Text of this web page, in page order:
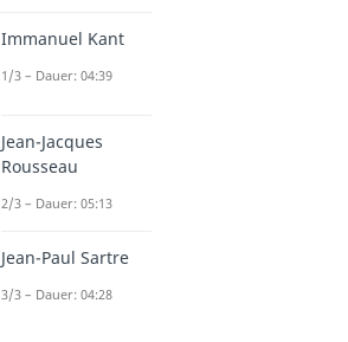
Immanuel Kant
1/3 – Dauer: 04:39
Jean-Jacques
Rousseau
2/3 – Dauer: 05:13
Jean-Paul Sartre
3/3 – Dauer: 04:28